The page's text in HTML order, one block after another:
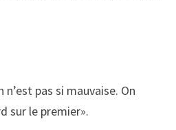
pas si mauvaise. On
sur le premier».